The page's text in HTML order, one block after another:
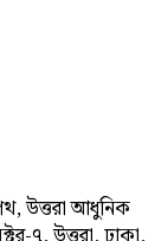
উত্তরা আধুনিক